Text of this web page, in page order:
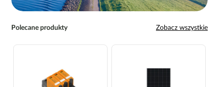
Polecane produkty Zobacz wszystkie